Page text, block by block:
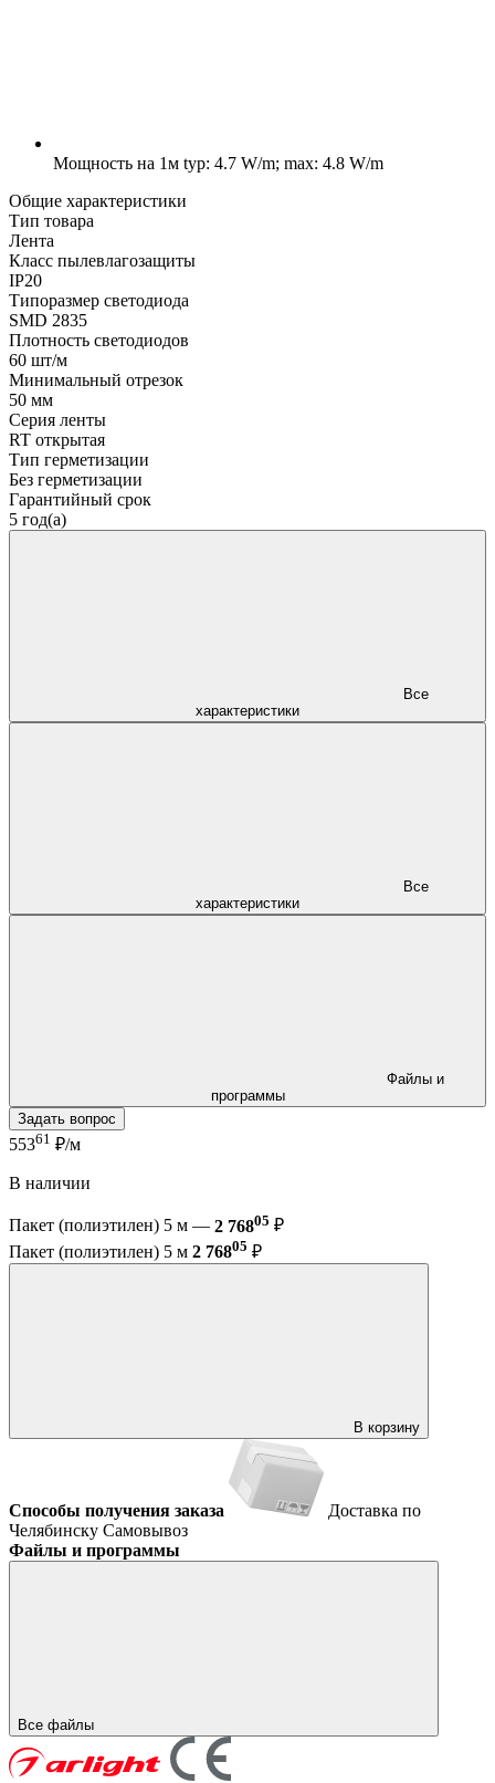
Мощность на 1м typ: 4.7 W/m; max: 4.8 W/m
Общие характеристики
Тип товара
Лента
Класс пылевлагозащиты
IP20
Типоразмер светодиода
SMD 2835
Плотность светодиодов
60 шт/м
Минимальный отрезок
50 мм
Серия ленты
RT открытая
Тип герметизации
Без герметизации
Гарантийный срок
5 год(а)
характеристики
характеристики
программы
Задать вопрос
55361 ₽/м
В наличии
Пакет (полиэтилен) 5 м — 2 76805 ₽
Пакет (полиэтилен) 5 м 2 76805 ₽
В корзину
Способы получения заказа
Доставка по
Челябинску Самовывоз
Файлы и программы
Все файлы